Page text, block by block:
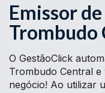
Emissor
Trombudo
O GestãoClick
Trombudo Central
negócio! Ao utilizar